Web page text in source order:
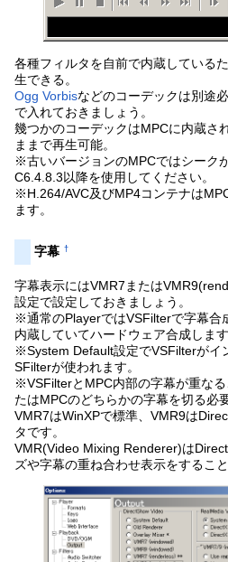
各種フィルタを自前で内蔵している
生できる。
Ogg Vorbisなどのコーデックは別途
で入れておきましょう。
幾つかのコーデックはMPCに内蔵さ
ままで再生可能。
※古いバージョンのMPCではシーク
C6.4.8.3以降を使用してください。
※H.264/AVC及びMP4コンテナは
ます。
字幕 †
字幕表示にはVMR7または
設定で設定しておきましょう。
※通常のPlayerではVSFilterで字幕合
内蔵していてハードウェア合成します
※System Default設定でVSFilterがイ
SFilterが使われます。
※VSFilterとMPC内部の字幕が重な
たはMPCのどちらかの字幕を切る必
VMR7はWinXPで標準、VMR9は
タです。
VMR(Video Mixing Renderer)は
ズや字幕の重ね合わせ表示をすること